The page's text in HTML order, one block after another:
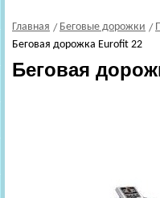
Главная Беговые дорожки
Беговая дорожка Eurofit 22
Беговая